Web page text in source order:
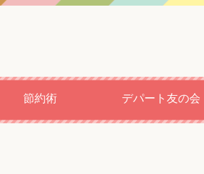
節約術 デパート友の会